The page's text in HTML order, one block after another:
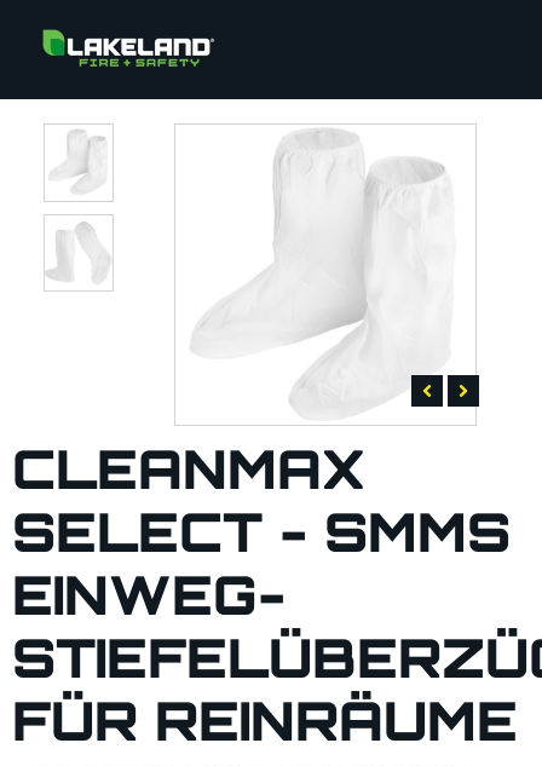
CLEANMAX
SELECT - SMMS
EINWEG-
FÜR REINRÄUME